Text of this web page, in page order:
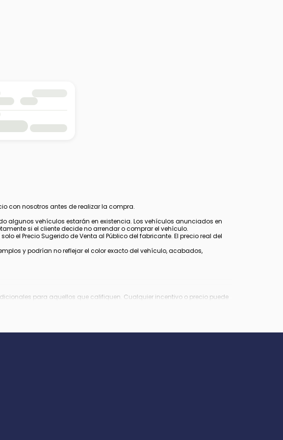
con nosotros antes de realizar la compra.
algunos vehículos estarán en existencia. Los vehículos anunciados en
si el cliente decide no arrendar o comprar el vehículo.
el Precio Sugerido de Venta al Público del fabricante. El precio real del
y podrían no reflejar el color exacto del vehículo, acabados,
para aquellos que califiquen. Cualquier incentivo o precio puede